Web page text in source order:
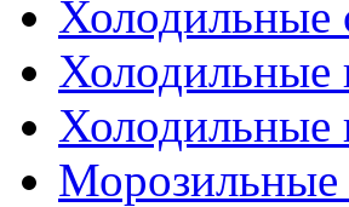
Холодильные
Холодильные
Холодильные
Морозильные